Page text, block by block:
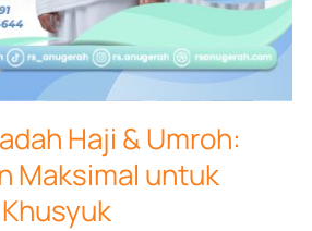
Haji & Umroh:
Maksimal untuk